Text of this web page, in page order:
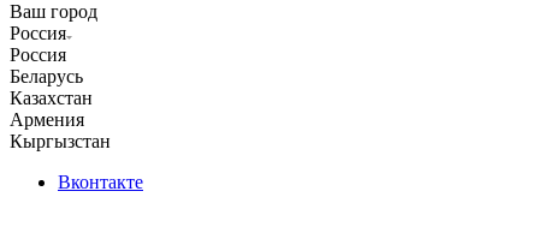
Ваш город
Россия
Россия
Беларусь
Казахстан
Армения
Кыргызстан
Вконтакте